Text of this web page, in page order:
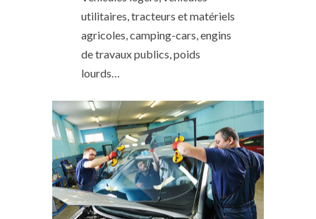
utilitaires, tracteurs et matériels
agricoles, camping-cars, engins
de travaux publics, poids
lourds…